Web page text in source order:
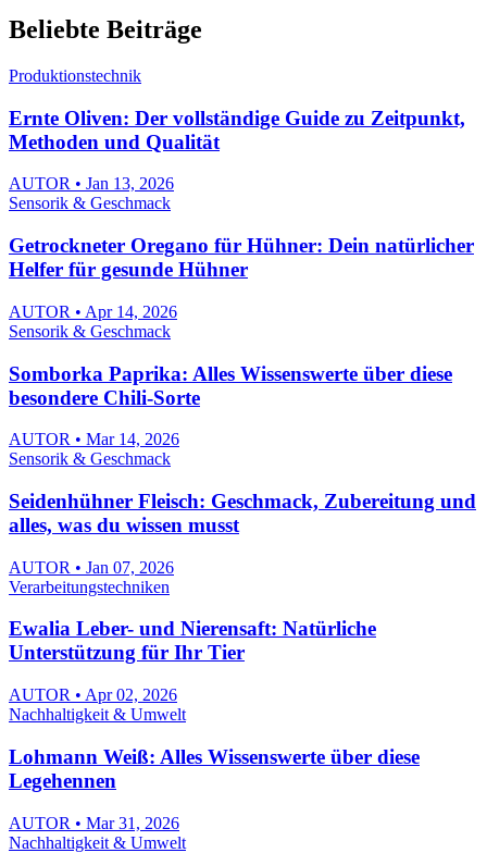
Beliebte Beiträge
Produktionstechnik
Ernte Oliven: Der vollständige Guide zu Zeitpunkt,
Methoden und Qualität
AUTOR • Jan 13, 2026
Sensorik & Geschmack
Getrockneter Oregano für Hühner: Dein natürlicher
Helfer für gesunde Hühner
AUTOR • Apr 14, 2026
Sensorik & Geschmack
Somborka Paprika: Alles Wissenswerte über diese
besondere Chili-Sorte
AUTOR • Mar 14, 2026
Sensorik & Geschmack
Seidenhühner Fleisch: Geschmack, Zubereitung und
alles, was du wissen musst
AUTOR • Jan 07, 2026
Verarbeitungstechniken
Ewalia Leber- und Nierensaft: Natürliche
Unterstützung für Ihr Tier
AUTOR • Apr 02, 2026
Nachhaltigkeit & Umwelt
Lohmann Weiß: Alles Wissenswerte über diese
Legehennen
AUTOR • Mar 31, 2026
Nachhaltigkeit & Umwelt